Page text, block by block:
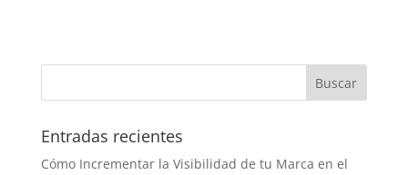
Entradas recientes
Cómo Incrementar la Visibilidad de tu Marca en el